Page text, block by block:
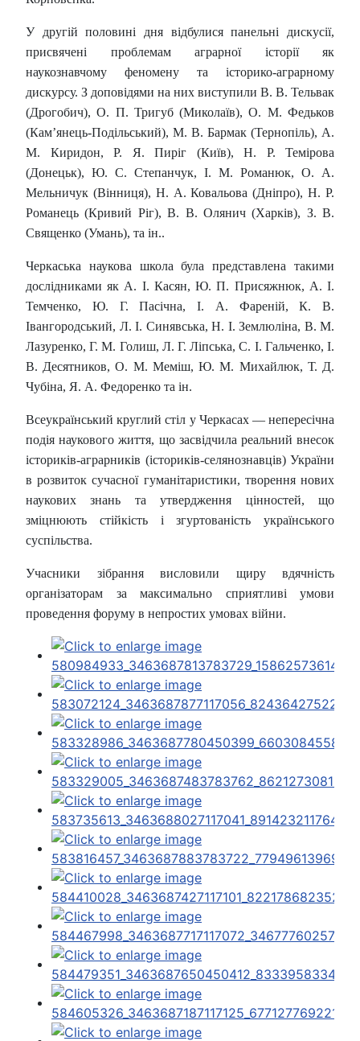
У другій половині дня відбулися панельні дискусії,
присвячені проблемам аграрної історії як
наукознавчому феномену та історико-аграрному
дискурсу. З доповідями на них виступили В. В. Тельвак
(Дрогобич), О. П. Тригуб (Миколаїв), О. М. Федьков
(Кам’янець-Подільський), М. В. Бармак (Тернопіль), А.
М. Киридон, Р. Я. Пиріг (Київ), Н. Р. Темірова
(Донецьк), Ю. С. Степанчук, І. М. Романюк, О. А.
Мельничук (Вінниця), Н. А. Ковальова (Дніпро), Н. Р.
Романець (Кривий Ріг), В. В. Олянич (Харків), З. В.
Священко (Умань), та ін..
Черкаська наукова школа була представлена такими
дослідниками як А. І. Касян, Ю. П. Присяжнюк, А. І.
Темченко, Ю. Г. Пасічна, І. А. Фареній, К. В.
Івангородський, Л. І. Синявська, Н. І. Землюліна, В. М.
Лазуренко, Г. М. Голиш, Л. Г. Ліпська, С. І. Гальченко, І.
В. Десятников, О. М. Меміш, Ю. М. Михайлюк, Т. Д.
Чубіна, Я. А. Федоренко та ін.
Всеукраїнський круглий стіл у Черкасах — непересічна
подія наукового життя, що засвідчила реальний внесок
істориків-аграрників (істориків-селянознавців) України
в розвиток сучасної гуманітаристики, творення нових
наукових знань та утвердження цінностей, що
зміцнюють стійкість і згуртованість українського
суспільства.
Учасники зібрання висловили щиру вдячність
організаторам за максимально сприятливі умови
проведення форуму в непростих умовах війни.